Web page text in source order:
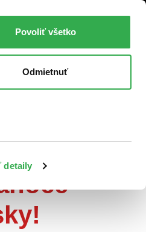
detaily
Povoliť všetko
Odmietnuť